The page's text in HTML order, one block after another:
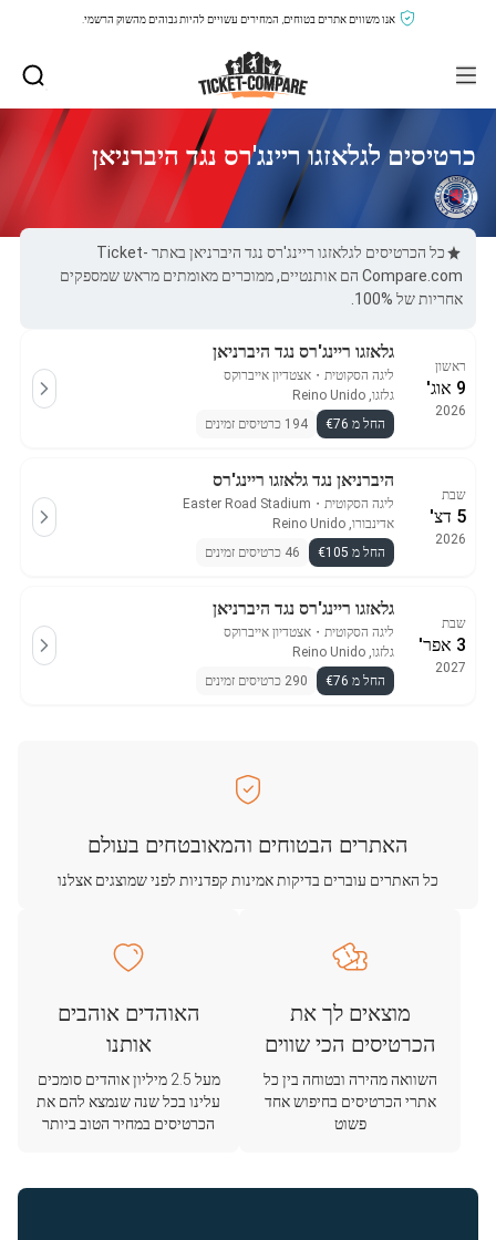
אנו משווים אתרים בטוחים, המחירים עשויים להיות גבוהים מהשוק הרשמי.
כרטיסים לגלאזגו ריינג'רס נגד היברניאן
כל הכרטיסים לגלאזגו ריינג'רס נגד היברניאן באתר Ticket-
Compare.com הם אותנטיים, ממוכרים מאומתים מראש שמספקים
אחריות של 100%.
ראשון
9 אוג'
2026
גלאזגו ריינג'רס נגד היברניאן
ליגה הסקוטית ・ אצטדיון אייברוקס
גלזגו, Reino Unido
החל מ €76
194 כרטיסים זמינים
שבת
5 דצ'
2026
היברניאן נגד גלאזגו ריינג'רס
ליגה הסקוטית ・
Easter Road Stadium
אדינבורו, Reino Unido
החל מ €105
46 כרטיסים זמינים
שבת
3 אפר'
2027
גלאזגו ריינג'רס נגד היברניאן
ליגה הסקוטית ・ אצטדיון אייברוקס
גלזגו, Reino Unido
החל מ €76
290 כרטיסים זמינים
האתרים הבטוחים והמאובטחים בעולם
כל האתרים עוברים בדיקות אמינות קפדניות לפני שמוצגים אצלנו
מוצאים לך את
הכרטיסים הכי שווים
השוואה מהירה ובטוחה בין כל
אתרי הכרטיסים בחיפוש אחד
פשוט
האוהדים אוהבים
אותנו
מעל 2.5 מיליון אוהדים סומכים
עלינו בכל שנה שנמצא להם את
הכרטיסים במחיר הטוב ביותר